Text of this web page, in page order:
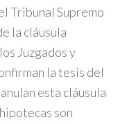
Tribunal Supremo
la cláusula
Juzgados y
la tesis del
esta cláusula
son